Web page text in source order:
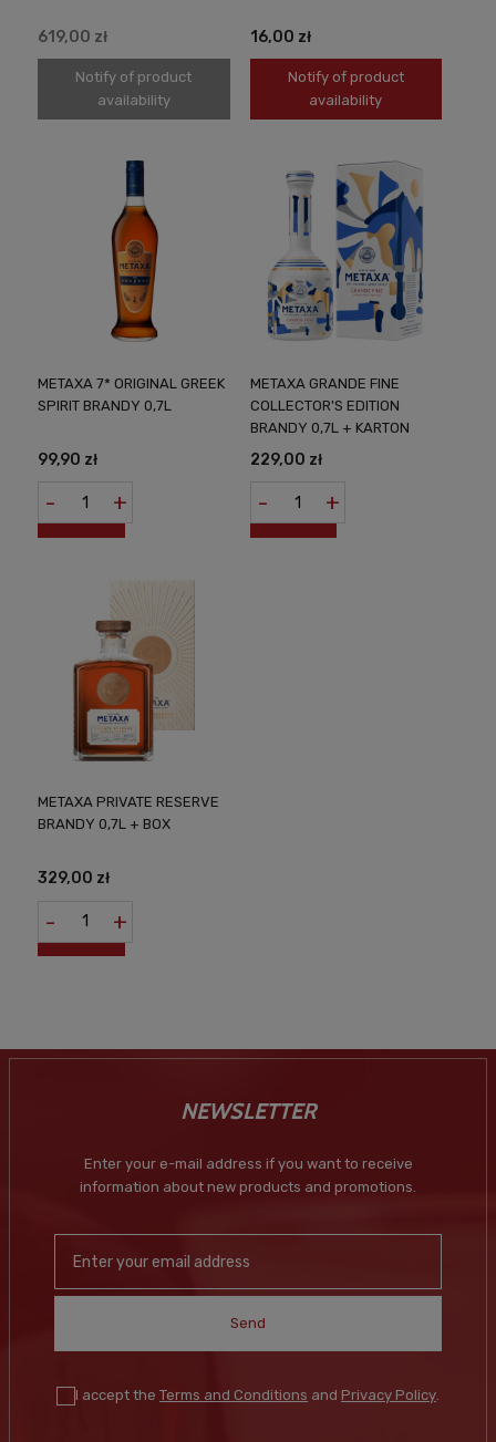
619,00 zł
Notify of product
availability
16,00 zł
Notify of product
availability
METAXA 7* ORIGINAL GREEK
SPIRIT BRANDY 0,7L
99,90 zł
- +
METAXA GRANDE FINE
COLLECTOR'S EDITION
BRANDY 0,7L + KARTON
229,00 zł
- +
METAXA PRIVATE RESERVE
BRANDY 0,7L + BOX
329,00 zł
- +
NEWSLETTER
Enter your e-mail address if you want to receive
information about new products and promotions.
Send
I accept the Terms and Conditions and Privacy Policy.